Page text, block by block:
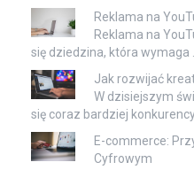
Reklama na
Reklama na
się dziedzina, która wymaga …
Jak rozwijać
W dzisiejszym
się coraz bardziej
E-commerce:
Cyfrowym